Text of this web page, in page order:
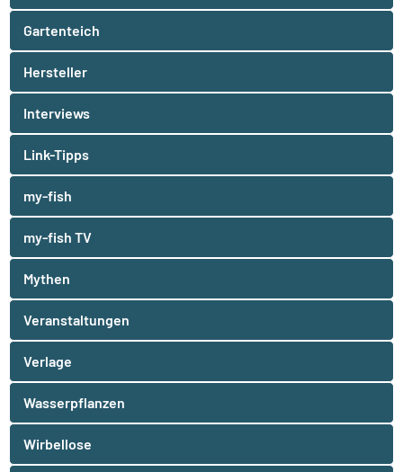
Gartenteich
Hersteller
Interviews
Link-Tipps
my-fish
my-fish TV
Mythen
Veranstaltungen
Verlage
Wasserpflanzen
Wirbellose